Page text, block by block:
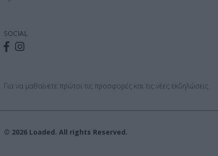
SOCIAL
Για να μαθαίνετε πρώτοι τις προσφορές και τις νέες εκδηλώσεις
© 2026 Loaded. All rights Reserved.